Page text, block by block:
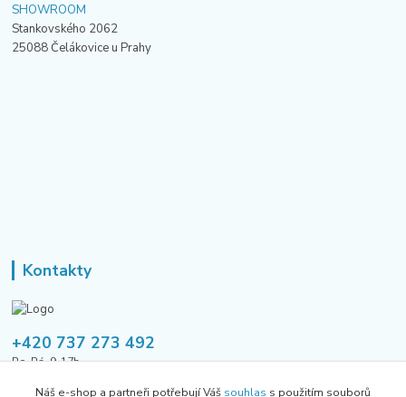
SHOWROOM
Stankovského 2062
25088 Čelákovice u Prahy
Kontakty
+420 737 273 492
Po-Pá, 9-17h
Náš e-shop a partneři potřebují Váš souhlas s použitím souborů